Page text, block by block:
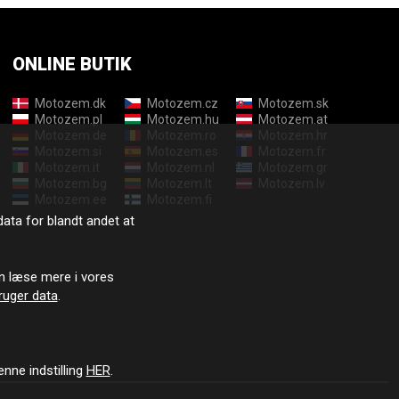
ONLINE BUTIK
Motozem.dk Motozem.cz
Motozem.sk
Motozem.pl
Motozem.hu
Motozem.at
for blandt andet at
læse mere i vores
data.
indstilling HER.